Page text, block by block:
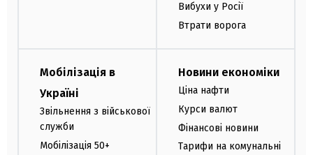
Вибухи у Росії
Втрати ворога
Мобілізація в
Україні
Звільнення з військової
служби
Мобілізація 50+
Новини економіки
Ціна нафти
Курси валют
Фінансові новини
Тарифи на комунальні